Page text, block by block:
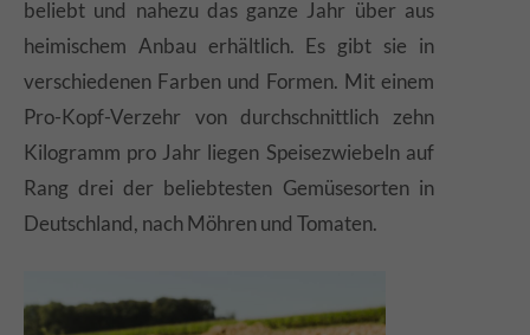
beliebt und nahezu das ganze Jahr über aus
heimischem Anbau erhältlich. Es gibt sie in
verschiedenen Farben und Formen. Mit einem
Pro-Kopf-Verzehr von durchschnittlich zehn
Kilogramm pro Jahr liegen Speisezwiebeln auf
Rang drei der beliebtesten Gemüsesorten in
Deutschland, nach Möhren und Tomaten.